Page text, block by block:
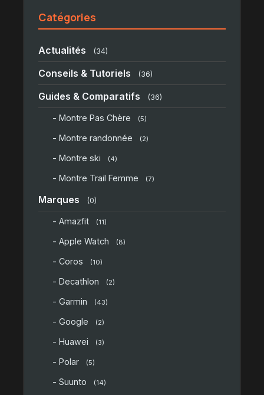
Catégories
Actualités (34)
Conseils & Tutoriels (36)
Guides & Comparatifs (36)
- Montre Pas Chère (5)
- Montre randonnée (2)
- Montre ski (4)
- Montre Trail Femme (7)
Marques (0)
- Amazfit (11)
- Apple Watch (8)
- Coros (10)
- Decathlon (2)
- Garmin (43)
- Google (2)
- Huawei (3)
- Polar (5)
- Suunto (14)